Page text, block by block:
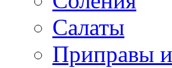
Салаты
Приправы